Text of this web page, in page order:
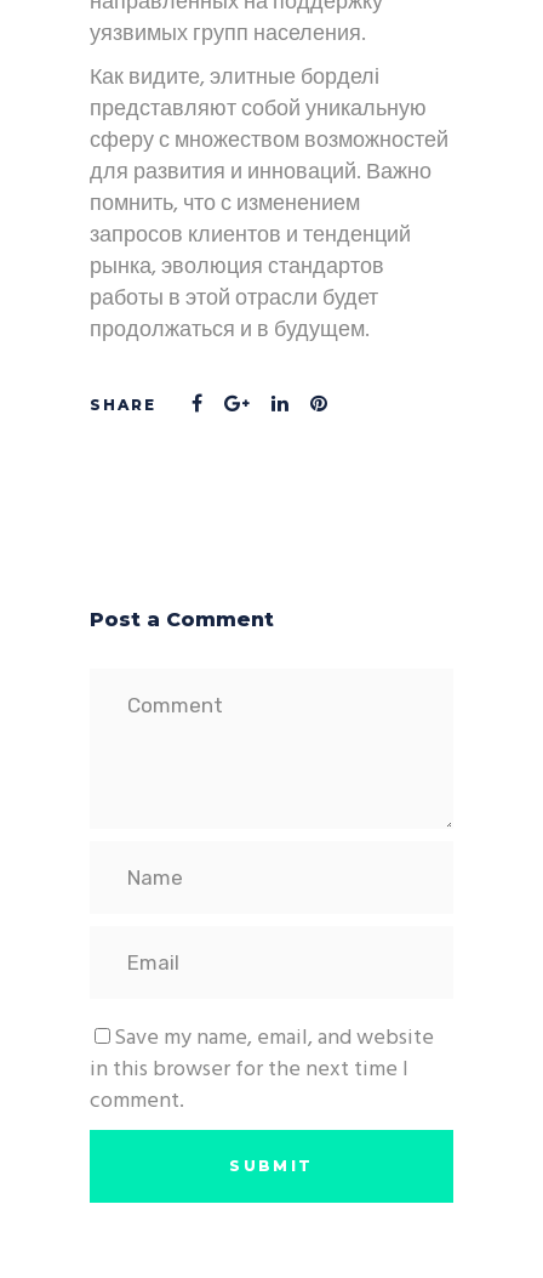
уязвимых групп населения.
Как видите, элитные борделі
представляют собой уникальную
сферу с множеством возможностей
для развития и инноваций. Важно
помнить, что с изменением
запросов клиентов и тенденций
рынка, эволюция стандартов
работы в этой отрасли будет
продолжаться и в будущем.
Post a Comment
Save my name, email, and website
in this browser for the next time I
comment.